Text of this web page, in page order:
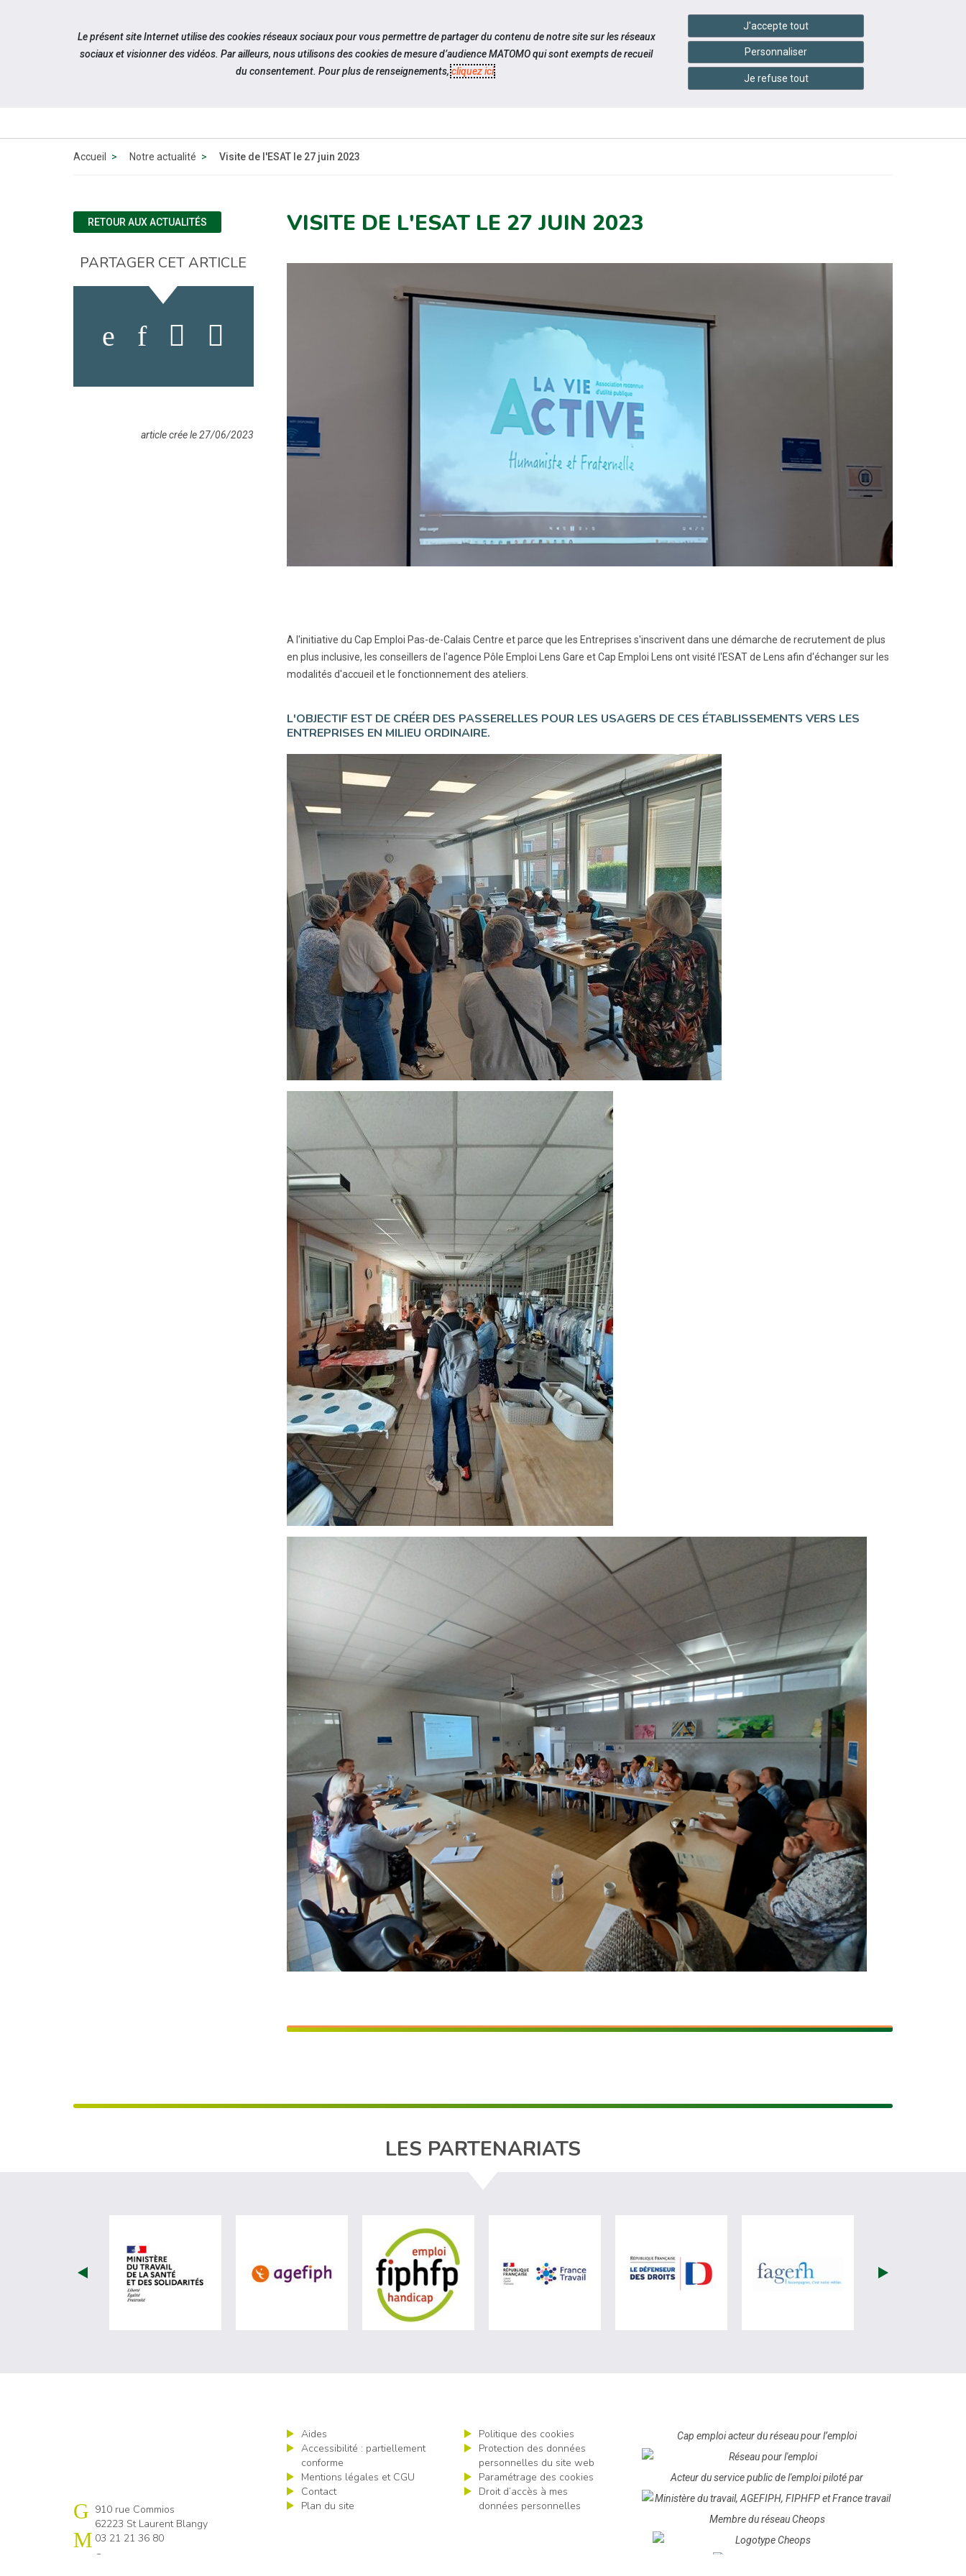
Aller au contenu
Accessibilité handshake Services en ligne
ESPACE
ESPACE
PRATIQUES
CONTACTEZ-
NOUS
ÉVÉNEMENTS
Accueil Notre actualité Visite de l'ESAT le 27 juin 2023
VISITE DE L'ESAT LE 27 JUIN 2023
A l'initiative du Cap Emploi Pas-de-Calais Centre et parce que les Entreprises s'inscrivent dans une démarche de recrutement de plus
en plus inclusive, les conseillers de l'agence Pôle Emploi Lens Gare et Cap Emploi Lens ont visité l'ESAT de Lens afin d'échanger sur les
modalités d'accueil et le fonctionnement des ateliers.
L'OBJECTIF EST DE CRÉER DES PASSERELLES POUR LES USAGERS DE CES ÉTABLISSEMENTS VERS LES
ENTREPRISES EN MILIEU ORDINAIRE.
RETOUR AUX ACTUALITÉS
PARTAGER CET ARTICLE
article crée le 27/06/2023
LES PARTENARIATS
visiter les site de Ministère du travail (nouvelle fenêtre)
visiter les site de Agefiph (nouvelle fenêtre)visiter les site de Fiphfp (nouvelle fenêtre)visiter les site de France Travail (nouvelle fenêtre)visiter les site de Défenseur des droits (nouvelle fenêtre)
visiter les site de Fagerh
Cap emploi Pas-de-Calais centre
910 rue Commios
62223 St Laurent Blangy
03 21 21 36 80
Contactez-nous
Aides
Accessibilité : partiellement
conforme
Mentions légales et CGU
Contact
Plan du site
Politique des cookies
Protection des données
personnelles du site web
Paramétrage des cookies
Droit d’accès à mes
données personnelles
Cap emploi acteur du réseau pour l’emploi
Acteur du service public de l'emploi piloté par
Membre du réseau Cheops
Le présent site Internet utilise des cookies réseaux sociaux pour vous permettre de partager du contenu de notre site sur les réseaux
sociaux et visionner des vidéos. Par ailleurs, nous utilisons des cookies de mesure d’audience MATOMO qui sont exempts de recueil
du consentement. Pour plus de renseignements,cliquez ici.
J'accepte tout
Personnaliser
Je refuse tout